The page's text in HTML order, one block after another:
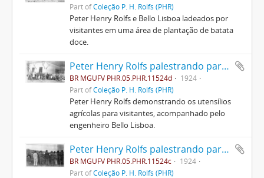
Part ofColeção P. H. Rolfs (PHR)
Peter Henry Rolfs e Bello Lisboa ladeados por
visitantes em uma área de plantação de batata
doce.
Peter Henry Rolfs palestrando para visitantes
BR MGUFV PHR.05.PHR.11524d
1924
Part ofColeção P. H. Rolfs (PHR)
Peter Henry Rolfs demonstrando os utensílios
agrícolas para visitantes, acompanhado pelo
engenheiro Bello Lisboa.
Peter Henry Rolfs palestrando para visitantes
BR MGUFV PHR.05.PHR.11524c
1924
Part ofColeção P. H. Rolfs (PHR)